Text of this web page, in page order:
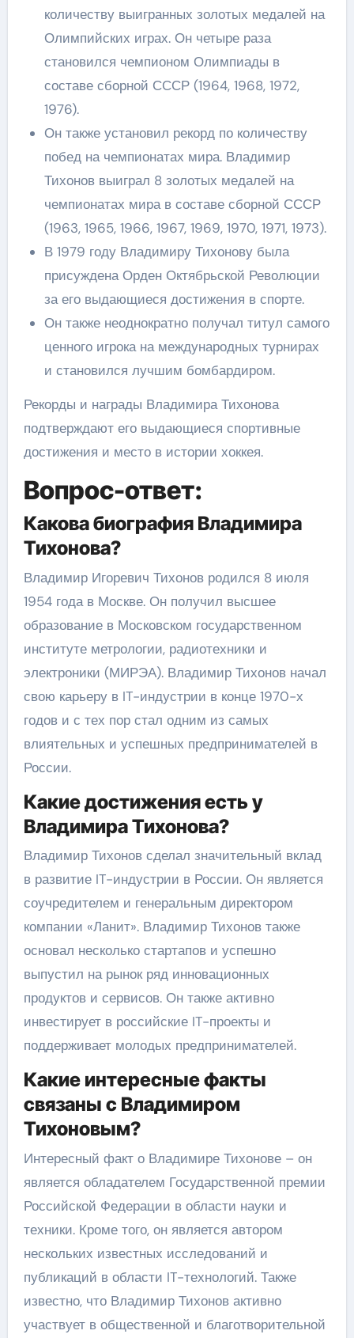
количеству выигранных золотых медалей на
Олимпийских играх. Он четыре раза
становился чемпионом Олимпиады в
составе сборной СССР (1964, 1968, 1972,
1976).
Он также установил рекорд по количеству
побед на чемпионатах мира. Владимир
Тихонов выиграл 8 золотых медалей на
чемпионатах мира в составе сборной СССР
(1963, 1965, 1966, 1967, 1969, 1970, 1971, 1973).
В 1979 году Владимиру Тихонову была
присуждена Орден Октябрьской Революции
за его выдающиеся достижения в спорте.
Он также неоднократно получал титул самого
ценного игрока на международных турнирах
и становился лучшим бомбардиром.
Рекорды и награды Владимира Тихонова
подтверждают его выдающиеся спортивные
достижения и место в истории хоккея.
Вопрос-ответ:
Какова биография Владимира
Тихонова?
Владимир Игоревич Тихонов родился 8 июля
1954 года в Москве. Он получил высшее
образование в Московском государственном
институте метрологии, радиотехники и
электроники (МИРЭА). Владимир Тихонов начал
свою карьеру в IT-индустрии в конце 1970-х
годов и с тех пор стал одним из самых
влиятельных и успешных предпринимателей в
России.
Какие достижения есть у
Владимира Тихонова?
Владимир Тихонов сделал значительный вклад
в развитие IT-индустрии в России. Он является
соучредителем и генеральным директором
компании «Ланит». Владимир Тихонов также
основал несколько стартапов и успешно
выпустил на рынок ряд инновационных
продуктов и сервисов. Он также активно
инвестирует в российские IT-проекты и
поддерживает молодых предпринимателей.
Какие интересные факты
связаны с Владимиром
Тихоновым?
Интересный факт о Владимире Тихонове – он
является обладателем Государственной премии
Российской Федерации в области науки и
техники. Кроме того, он является автором
нескольких известных исследований и
публикаций в области IT-технологий. Также
известно, что Владимир Тихонов активно
участвует в общественной и благотворительной